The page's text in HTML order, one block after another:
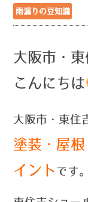
雨漏りの豆知識
大阪市・
こんにちは
大阪市・東住
塗装・屋
イント です。